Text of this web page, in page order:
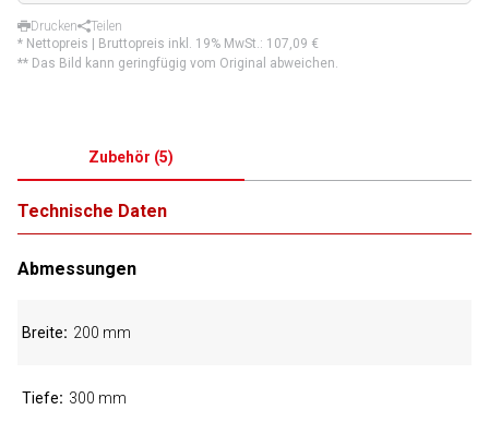
Drucken
Teilen
* Nettopreis | Bruttopreis inkl. 19% MwSt.: 107,09 €
** Das Bild kann geringfügig vom Original abweichen.
Zubehör (5)
Technische Daten
Abmessungen
Breite 200 mm
Tiefe 300 mm